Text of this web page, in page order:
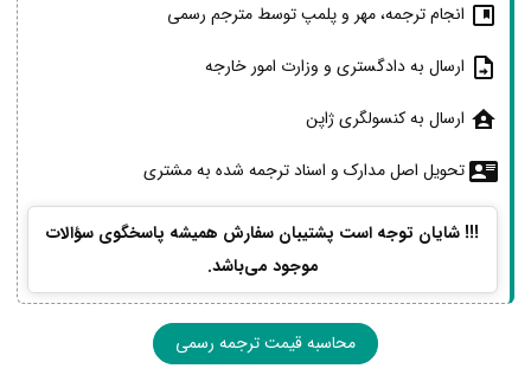
انجام ترجمه، مهر و پلمپ توسط مترجم رسمی
ارسال به دادگستری و وزارت امور خارجه
ارسال به کنسولگری ژاپن
تحویل اصل مدارک و اسناد ترجمه شده به مشتری
!!! شایان توجه است پشتیبان سفارش همیشه پاسخگوی سؤالات
موجود می‌باشد.
محاسبه قیمت ترجمه رسمی